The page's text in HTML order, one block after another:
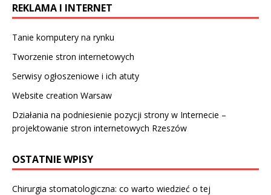
REKLAMA I INTERNET
Tanie komputery na rynku
Tworzenie stron internetowych
Serwisy ogłoszeniowe i ich atuty
Website creation Warsaw
Działania na podniesienie pozycji strony w Internecie –
projektowanie stron internetowych Rzeszów
OSTATNIE WPISY
Chirurgia stomatologiczna: co warto wiedzieć o tej